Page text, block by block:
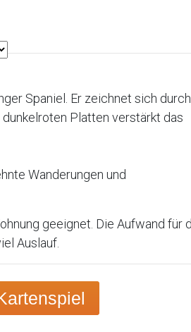
Spaniel. Er zeichnet sich durch
Platten verstärkt das
Wanderungen und
geeignet. Die Aufwand für
Auslauf.